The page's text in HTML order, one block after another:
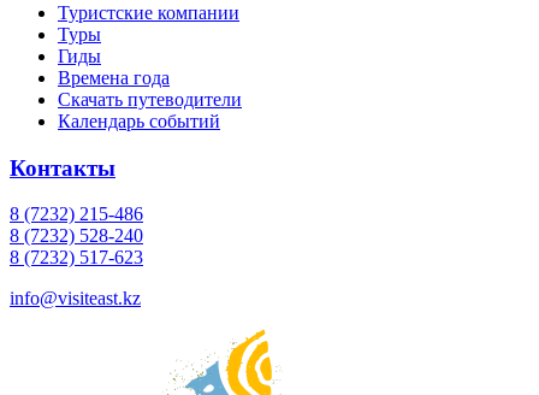
Туристские компании
Туры
Гиды
Времена года
Скачать путеводители
Календарь событий
Контакты
8 (7232) 215-486
8 (7232) 528-240
8 (7232) 517-623
info@visiteast.kz